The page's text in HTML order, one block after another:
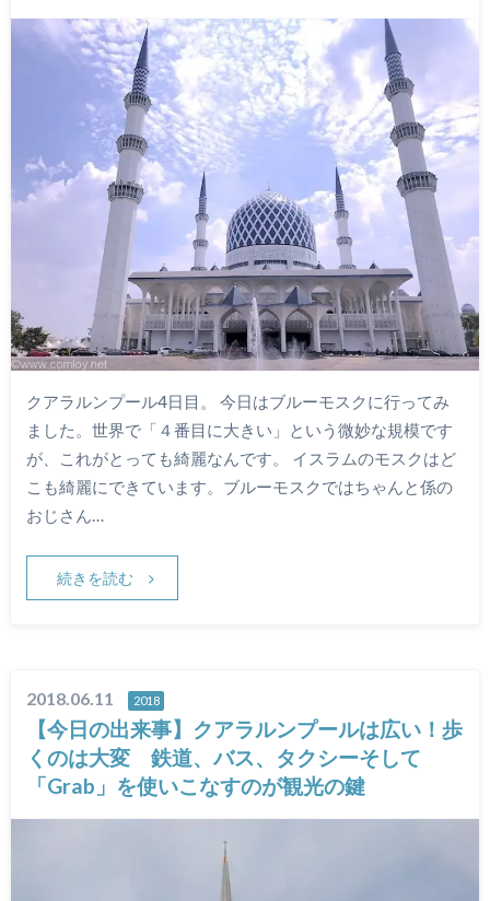
クアラルンプール4日目。 今日はブルーモスクに行ってみ
ました。世界で「４番目に大きい」という微妙な規模です
が、これがとっても綺麗なんです。 イスラムのモスクはど
こも綺麗にできています。ブルーモスクではちゃんと係の
おじさん…
続きを読む
2018.06.11 2018
【今日の出来事】クアラルンプールは広い！歩
くのは大変 鉄道、バス、タクシーそして
「Grab」を使いこなすのが観光の鍵